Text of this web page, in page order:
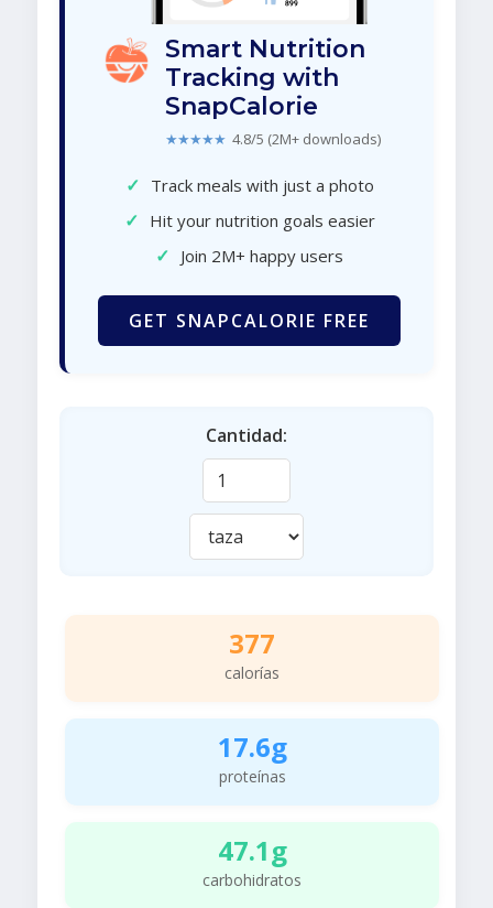
Smart Nutrition
Tracking with
SnapCalorie
★★★★★ 4.8/5 (2M+ downloads)
✓ Track meals with just a photo
✓ Hit your nutrition goals easier
✓ Join 2M+ happy users
GET SNAPCALORIE FREE
Cantidad:
377
calorías
17.6g
proteínas
47.1g
carbohidratos